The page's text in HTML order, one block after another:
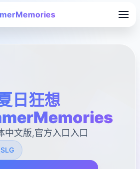
日狂想
中文版,官方入口入口